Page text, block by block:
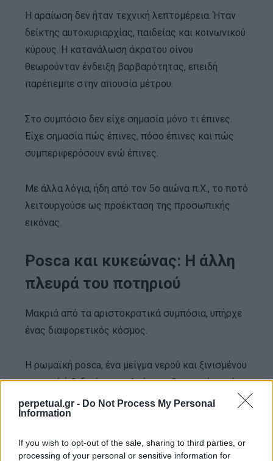
perpetual.gr - Do Not Process My Personal
Information
If you wish to opt-out of the sale, sharing to third parties, or
processing of your personal or sensitive information for
Η αραίωση δεν ήταν τεχνική λεπτομέρεια. Ήταν
δείκτης αυτοκυριαρχίας, παιδείας και κοινωνικού
κύρους. Η κατανάλωση άκρατου οίνου
θεωρούνταν ένδειξη βαρβαρότητας, επειδή
παρέπεμπε στην απουσία μέτρου.
Στο συμπόσιο δεν είχε σημασία μόνο τι έπινες.
Είχε σημασία πώς έπινες, πόσο έπινες και πώς
συμπεριφερόσουν ενώ έπινες.
Με άλλα λόγια, ήδη από τον 5ο αιώνα π.Χ., το ποτό
λειτουργούσε ως προέκταση της προσωπικής
εικόνας.
Posca και κυκεώνας: Η άλλη
πλευρά του ποτηριού
Μακριά από τα αριστοκρατικά συμπόσια, υπήρχε
ένας διαφορετικός κόσμος.
Η ρωμαϊκή posca, ένα μείγμα νερού και ξινισμένου
κρασιού ή ξυδιού, αποτελούσε καθημερινό ποτό
στρατιωτών, εργατών και ταξιδιωτών. Δεν είχε
κύρος ούτε συμβολικό βάρος. Ήταν πρακτική,